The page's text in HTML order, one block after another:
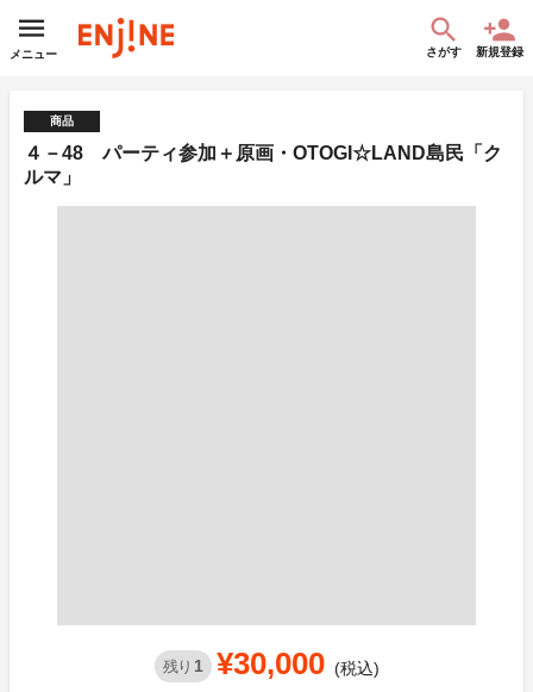
メニュー さがす 新規登録
商品
４－48 パーティ参加＋原画・OTOGI☆LAND島民「ク
ルマ」
残り 1 ¥30,000 (税込)